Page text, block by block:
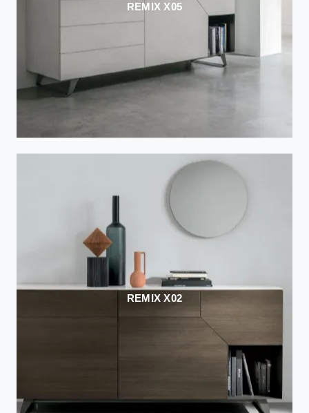
REMIX X05
REMIX X02